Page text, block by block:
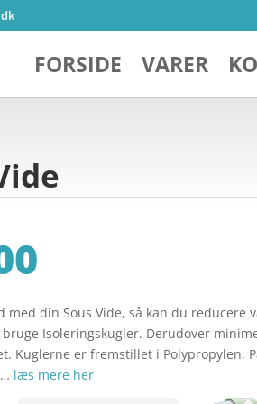
FORSIDE VARER
din Sous Vide, så kan du reducere
Isoleringskugler. Derudover
Kuglerne er fremstillet i Polypropylen.
læs mere her